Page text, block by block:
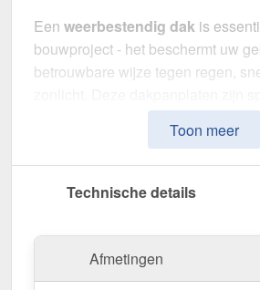
Een weerbestendig dak is
bouwproject - het beschermt uw
betrouwbare wijze tegen regen,
om een robuuste en duurzame
klassieke
indruk met eenvoudige montage,
duurzaamheid en een bestendige
mm
plaatbreedte van 1,12 m
Toon meer
Technische details
Afmetingen